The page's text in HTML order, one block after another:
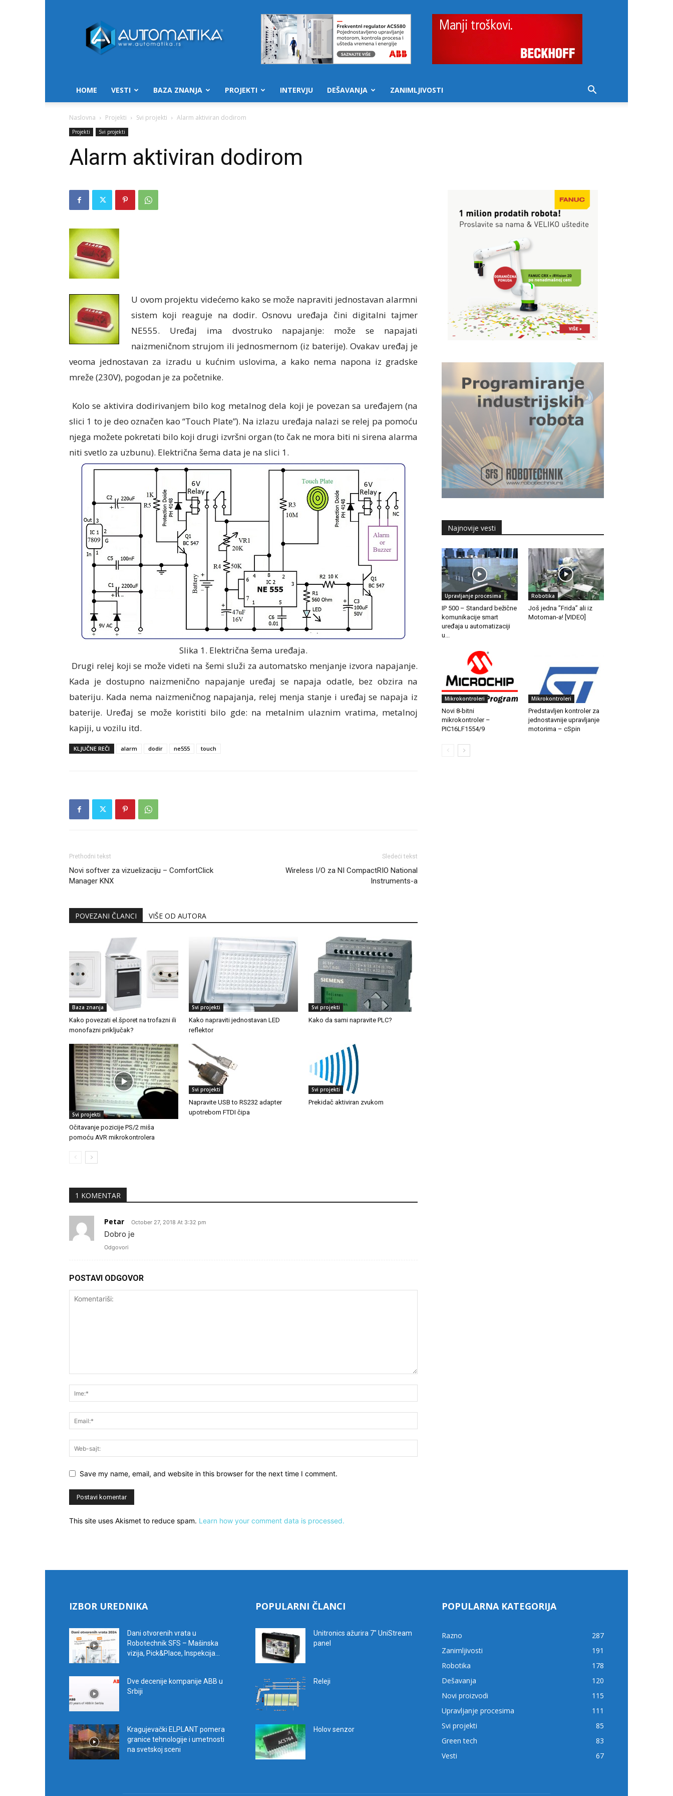
HOME VESTI BAZA ZNANJA PROJEKTI INTERVJU DEŠAVANJA ZANIMLJIVOSTI
Naslovna Projekti Svi projekti Alarm aktiviran dodirom
Projekti Svi projekti
Alarm aktiviran dodirom
U ovom projektu videćemo kako se može napraviti jednostavan alarmni
sistem koji reaguje na dodir. Osnovu uređaja čini digitalni tajmer
NE555. Uređaj ima dvostruko napajanje: može se napajati
naizmeničnom strujom ili jednosmernom (iz baterije). Ovakav uređaj je
veoma jednostavan za izradu u kućnim uslovima, a kako nema napona iz gradske
mreže (230V), pogodan je za početnike.
Kolo se aktivira dodirivanjem bilo kog metalnog dela koji je povezan sa uređajem (na
slici 1 to je deo označen kao “Touch Plate”). Na izlazu uređaja nalazi se relej pa pomoću
njega možete pokretati bilo koji drugi izvršni organ (to čak ne mora biti ni sirena alarma
niti svetlo za uzbunu). Električna šema data je na slici 1.
Slika 1. Električna šema uređaja.
Drugi relej koji se može videti na šemi služi za automatsko menjanje izvora napajanje.
Kada je dostupno naizmenično napajanje uređaj se napaja odatle, bez obzira na
bateriju. Kada nema naizmeničnog napajanja, relej menja stanje i uređaj se napaja iz
baterije. Uređaj se može koristiti bilo gde: na metalnim ulaznim vratima, metalnoj
kapiji, u vozilu itd.
KLJUČNE REČI alarm dodir ne555 touch
Prethodni tekst
Novi softver za vizuelizaciju – ComfortClick
Manager KNX
Sledeći tekst
Wireless I/O za NI CompactRIO National
Instruments-a
POVEZANI ČLANCI VIŠE OD AUTORA
Baza znanja
Kako povezati el.šporet na trofazni ili
monofazni priključak?
Svi projekti
Kako napraviti jednostavan LED
reflektor
Svi projekti
Kako da sami napravite PLC?
Svi projekti
Očitavanje pozicije PS/2 miša
pomoću AVR mikrokontrolera
Svi projekti
Napravite USB to RS232 adapter
upotrebom FTDI čipa
Svi projekti
Prekidač aktiviran zvukom
1 KOMENTAR
Petar October 27, 2018 At 3:32 pm
Dobro je
Odgovori
POSTAVI ODGOVOR
Save my name, email, and website in this browser for the next time I comment.
This site uses Akismet to reduce spam. Learn how your comment data is processed.
Najnovije vesti
Upravljanje procesima
IP 500 – Standard bežične
komunikacije smart
uređaja u automatizaciji
u...
Robotika
Još jedna ”Frida” ali iz
Motoman-a! [VIDEO]
Mikrokontroleri
Novi 8-bitni
mikrokontroler –
PIC16LF1554/9
Mikrokontroleri
Predstavljen kontroler za
jednostavnije upravljanje
motorima – cSpin
IZBOR UREDNIKA
Dani otvorenih vrata u
Robotechnik SFS – Mašinska
vizija, Pick&Place, Inspekcija...
Dve decenije kompanije ABB u
Srbiji
Kragujevački ELPLANT pomera
granice tehnologije i umetnosti
na svetskoj sceni
POPULARNI ČLANCI
Unitronics ažurira 7″ UniStream
panel
Releji
Holov senzor
POPULARNA KATEGORIJA
Razno
287
Zanimljivosti
191
Robotika
178
Dešavanja
120
Novi proizvodi
115
Upravljanje procesima
111
Svi projekti
85
Green tech
83
Vesti
67